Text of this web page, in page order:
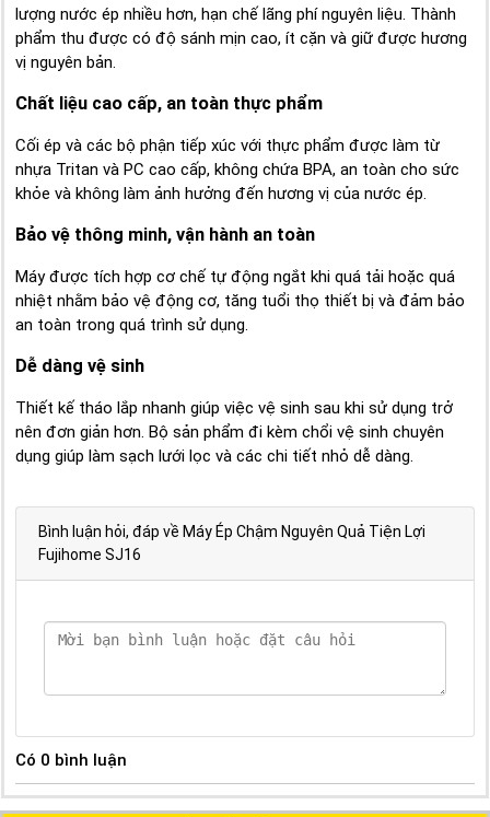
lượng nước ép nhiều hơn, hạn chế lãng phí nguyên liệu. Thành
phẩm thu được có độ sánh mịn cao, ít cặn và giữ được hương
vị nguyên bản.
Chất liệu cao cấp, an toàn thực phẩm
Cối ép và các bộ phận tiếp xúc với thực phẩm được làm từ
nhựa Tritan và PC cao cấp, không chứa BPA, an toàn cho sức
khỏe và không làm ảnh hưởng đến hương vị của nước ép.
Bảo vệ thông minh, vận hành an toàn
Máy được tích hợp cơ chế tự động ngắt khi quá tải hoặc quá
nhiệt nhằm bảo vệ động cơ, tăng tuổi thọ thiết bị và đảm bảo
an toàn trong quá trình sử dụng.
Dễ dàng vệ sinh
Thiết kế tháo lắp nhanh giúp việc vệ sinh sau khi sử dụng trở
nên đơn giản hơn. Bộ sản phẩm đi kèm chổi vệ sinh chuyên
dụng giúp làm sạch lưới lọc và các chi tiết nhỏ dễ dàng.
Bình luận hỏi, đáp về Máy Ép Chậm Nguyên Quả Tiện Lợi
Fujihome SJ16
Có 0 bình luận